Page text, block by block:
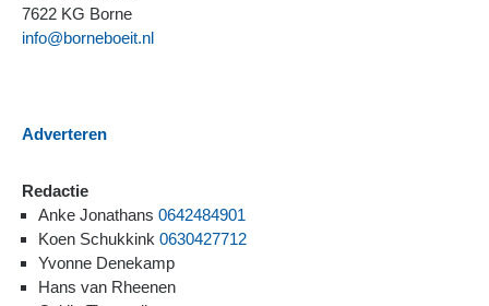
7622 KG Borne
info@borneboeit.nl
Adverteren
Redactie
Anke Jonathans 0642484901
Koen Schukkink 0630427712
Yvonne Denekamp
Hans van Rheenen